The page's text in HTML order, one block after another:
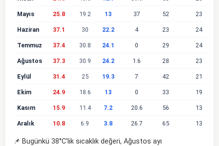
Mayıs 25.8 19.2 13 37 52 23
Haziran 37.1 30 22.2 4 23 24
Temmuz 37.4 30.8 24.1 0 29 24
Ağustos 37.3 30.9 24.2 1.6 28 23
Eylül 31.4 25 19.3 7 42 21
Ekim 24.9 18.6 13 0 33 19
Kasım 15.9 11.4 7.2 20.6 56 13
Aralık 10.8 6.9 3.8 26.7 65 13
📌 Bugünkü 38°C'lik sıcaklık değeri, Ağustos ayı